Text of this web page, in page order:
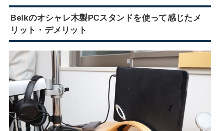
Belkのオシャレ木製PCスタンドを使って感じたメ
リット・デメリット